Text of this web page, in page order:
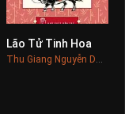
Lão Tử Tinh Hoa
Thu Giang Nguyễn Duy Cần